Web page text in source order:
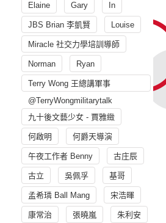
Elaine
Gary In
JBS Brian 李凱賢 Louise
Miracle 社交力學培訓導師
Norman Ryan
Terry Wong 王總講軍事
@TerryWongmilitarytalk
九十後文藝少女 - 賈雅緻
何啟明 何爵天導演
午夜工作者 Benny 古庄辰
古立 吳佩孚 基哥
孟希璘 Ball Mang 宋浩暉
康常治 張曉嵐 朱利安